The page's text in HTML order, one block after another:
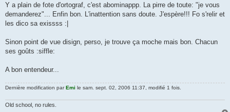
s
a
g
Y a plain de fote d'ortograf, c'est abominappp. La pirre de toute: "je vous
demanderez"... Enfin bon. L'inattention sans doute. J'espère!!! Fo s'relir et
les dico sa exissss :|
Sinon point de vue disign, perso, je trouve ça moche mais bon. Chacun
ses goûts :siffle:
A bon entendeur...
Dernière modification parEmi le sam. sept. 02, 2006 11:37, modifié 1 fois.
Old school, no rules.